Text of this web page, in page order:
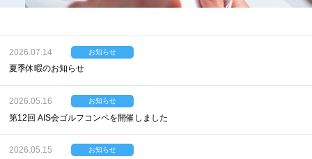
2026.07.14 お知らせ
夏季休暇のお知らせ
2026.05.16 お知らせ
第12回 AIS会ゴルフコンペを開催しました
2026.05.15 お知らせ